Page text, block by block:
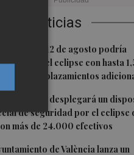
Noticias
el 12 de agosto podría
por el eclipse con hasta
de desplazamientos
Civil desplegará un
de seguridad por el eclipse
más de 24.000 efectivos
de València lanza un